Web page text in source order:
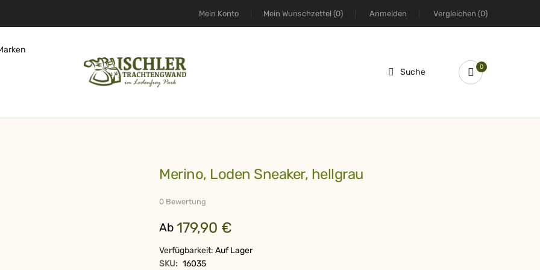
Mein Konto Mein Wunschzettel (0) Anmelden Vergleichen (0)
Suche 0
Merino, Loden Sneaker, hellgrau
0 Bewertung
Ab 179,90 €
Verfügbarkeit: Auf Lager
SKU: 16035